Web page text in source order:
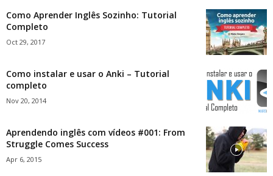
Como Aprender Inglês Sozinho: Tutorial
Completo
Oct 29, 2017
Como instalar e usar o Anki – Tutorial
completo
Nov 20, 2014
Aprendendo inglês com vídeos #001: From
Struggle Comes Success
Apr 6, 2015